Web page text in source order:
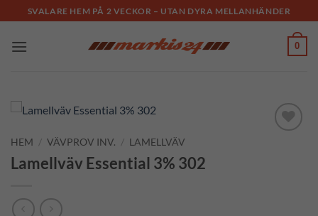
to
content
SVALARE HEM PÅ 2 VECKOR – UTAN DYRA MELLANHÄNDER
0
HEM / VÄVPROV INV. / LAMELLVÄV
Lamellväv Essential 3% 302